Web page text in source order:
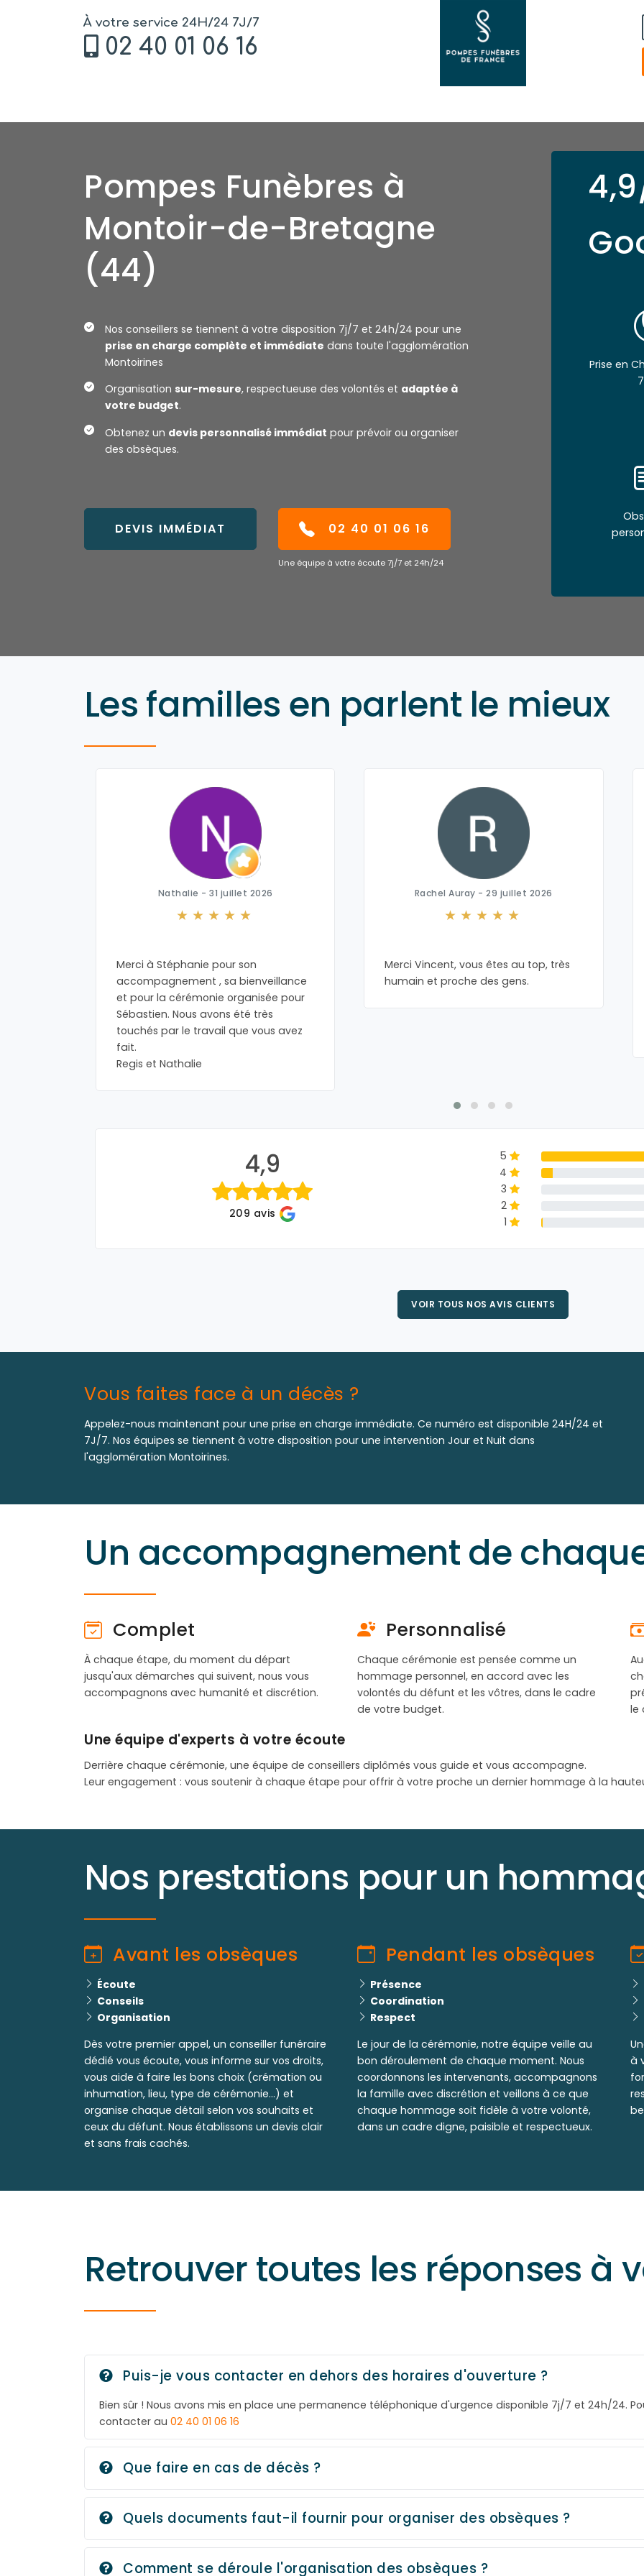
À votre service 24H/24 7J/7
02 40 01 06 16
Pompes Funèbres à
Montoir-de-Bretagne
(44)
Nos conseillers se tiennent à votre disposition 7j/7 et 24h/24 pour une
prise en charge complète et immédiate dans toute l'agglomération
Montoirines
Organisation sur-mesure, respectueuse des volontés et adaptée à
votre budget.
Obtenez un devis personnalisé immédiat pour prévoir ou organiser
des obsèques.
02 40 01 06 16
Une équipe à votre écoute 7j/7 et 24h/24
DEVIS IMMÉDIAT
Prise en
Les familles en parlent le mieux
Nathalie - 31 juillet 2026
Merci à Stéphanie pour son
accompagnement , sa bienveillance
et pour la cérémonie organisée pour
Sébastien. Nous avons été très
touchés par le travail que vous avez
fait.
Regis et Nathalie
Rachel Auray - 29 juillet 2026
Merci Vincent, vous êtes au top, très
humain et proche des gens.
4,9
209 avis
5
4
3
2
1
VOIR TOUS NOS AVIS CLIENTS
Vous faites face à un décès ?
Appelez-nous maintenant pour une prise en charge immédiate. Ce numéro est disponible 24H/24 et
7J/7. Nos équipes se tiennent à votre disposition pour une intervention Jour et Nuit dans
l'agglomération Montoirines.
Un accompagnement de
Complet
À chaque étape, du moment du départ
jusqu'aux démarches qui suivent, nous vous
accompagnons avec humanité et discrétion.
Personnalisé
Chaque cérémonie est pensée comme un
hommage personnel, en accord avec les
volontés du défunt et les vôtres, dans le cadre
de votre budget.
le
Une équipe d'experts à votre écoute
Derrière chaque cérémonie, une équipe de conseillers diplômés vous guide et vous accompagne.
Leur engagement : vous soutenir à chaque étape pour offrir à votre proche un dernier hommage à la
Nos prestations pour un
Avant les obsèques
Écoute
Conseils
Organisation
Dès votre premier appel, un conseiller funéraire
dédié vous écoute, vous informe sur vos droits,
vous aide à faire les bons choix (crémation ou
inhumation, lieu, type de cérémonie...) et
organise chaque détail selon vos souhaits et
ceux du défunt. Nous établissons un devis clair
et sans frais cachés.
Pendant les obsèques
Présence
Coordination
Respect
Le jour de la cérémonie, notre équipe veille au
bon déroulement de chaque moment. Nous
coordonnons les intervenants, accompagnons
la famille avec discrétion et veillons à ce que
chaque hommage soit fidèle à votre volonté,
dans un cadre digne, paisible et respectueux.
à
Retrouver toutes les réponses à
Puis-je vous contacter en dehors des horaires d'ouverture ?
Bien sûr ! Nous avons mis en place une permanence téléphonique d'urgence disponible 7j/7 et 24h/24.
contacter au 02 40 01 06 16
Que faire en cas de décès ?
Quels documents faut-il fournir pour organiser des obsèques ?
Comment se déroule l'organisation des obsèques ?